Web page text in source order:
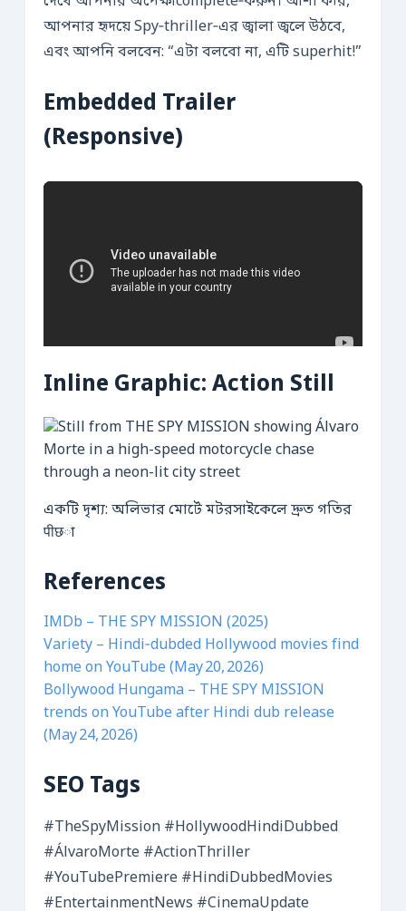
আপনার হৃদয়ে Spy‑thriller‑এর জ্বালা জ্বলে উঠবে,
এবং আপনি বলবেন: “এটা বলবো না, এটি superhit!”
Embedded Trailer
(Responsive)
Inline Graphic: Action Still
একটি দৃশ্য: অলিভার মোর্টে মটরসাইকেলে দ্রুত গতির
पीछা
References
IMDb – THE SPY MISSION (2025)
Variety – Hindi‑dubded Hollywood movies find
home on YouTube (May 20, 2026)
Bollywood Hungama – THE SPY MISSION
trends on YouTube after Hindi dub release
(May 24, 2026)
SEO Tags
#TheSpyMission #HollywoodHindiDubbed
#ÁlvaroMorte #ActionThriller
#YouTubePremiere #HindiDubbedMovies
#EntertainmentNews #CinemaUpdate